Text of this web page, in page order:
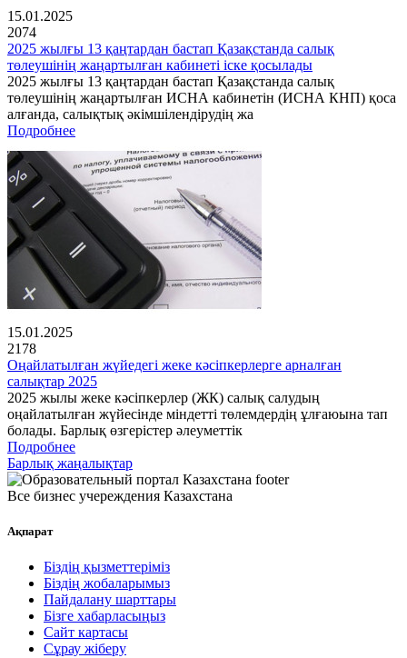
15.01.2025
2074
2025 жылғы 13 қаңтардан бастап Қазақстанда салық
төлеушінің жаңартылған кабинеті іске қосылады
2025 жылғы 13 қаңтардан бастап Қазақстанда салық
төлеушінің жаңартылған ИСНА кабинетін (ИСНА КНП) қоса
алғанда, салықтық әкімшілендірудің жа
Подробнее
15.01.2025
2178
Оңайлатылған жүйедегі жеке кәсіпкерлерге арналған
салықтар 2025
2025 жылы жеке кәсіпкерлер (ЖК) салық салудың
оңайлатылған жүйесінде міндетті төлемдердің ұлғаюына тап
болады. Барлық өзгерістер әлеуметтік
Подробнее
Барлық жаңалықтар
Все бизнес учереждения Казахстана
Ақпарат
Біздің қызметтеріміз
Біздің жобаларымыз
Пайдалану шарттары
Бізге хабарласыңыз
Сайт картасы
Сұрау жіберу